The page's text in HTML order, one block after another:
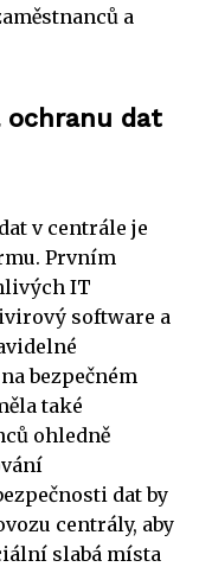
a
ochranu dat
v centrále je
Prvním
IT
software a
bezpečném
také
ohledně
dat by
centrály, aby
slabá místa